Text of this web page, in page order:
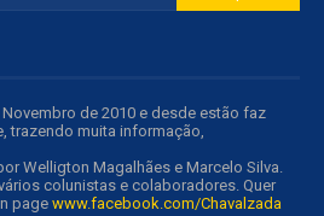
de 2010 e desde estão faz
trazendo muita informação,
Welligton Magalhães e Marcelo Silva.
colunistas e colaboradores. Quer
page www.facebook.com/Chavalzada